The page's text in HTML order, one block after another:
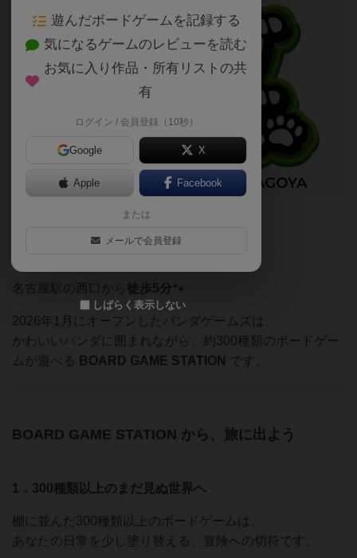
名古屋駅の西口から 徒歩5分🐾
2026年1月にオープンしたパンダゲームズは、
かわいいパンダに囲まれながら、約300種類のボードゲー
ムが遊べる BOARD GAME STATION です。
BOARD GAME STATION から、旅に出よう
1．300種類以上のまだ見ぬ世界へ
棚に並んだ300種類以上のボードゲームは、
あなたの日常を少し塗り替える、冒険への切符です。
遊んだボードゲームを記録する
気になるゲームのレビューを読む
お気に入り作品・所有リストの共
有
ログイン / 会員登録（10秒）
Google X
Apple Facebook
または
メールで会員登録
しばらく表示しない